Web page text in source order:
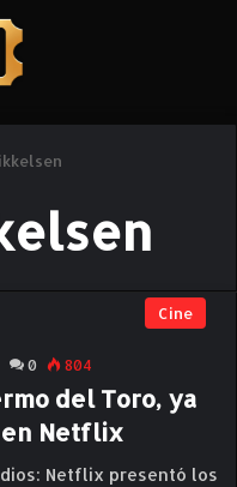
Cine
0 804
del Toro, ya
Netflix
Netflix presentó los